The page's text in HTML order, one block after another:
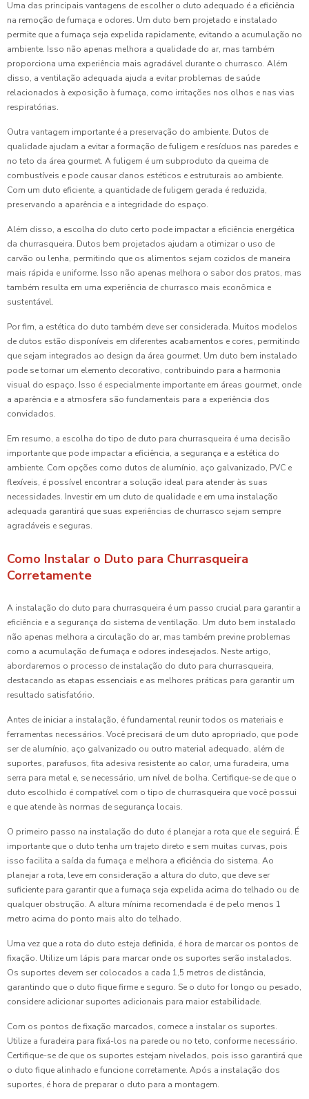
Uma das principais vantagens de escolher o duto adequado é a eficiência
na remoção de fumaça e odores. Um duto bem projetado e instalado
permite que a fumaça seja expelida rapidamente, evitando a acumulação no
ambiente. Isso não apenas melhora a qualidade do ar, mas também
proporciona uma experiência mais agradável durante o churrasco. Além
disso, a ventilação adequada ajuda a evitar problemas de saúde
relacionados à exposição à fumaça, como irritações nos olhos e nas vias
respiratórias.
Outra vantagem importante é a preservação do ambiente. Dutos de
qualidade ajudam a evitar a formação de fuligem e resíduos nas paredes e
no teto da área gourmet. A fuligem é um subproduto da queima de
combustíveis e pode causar danos estéticos e estruturais ao ambiente.
Com um duto eficiente, a quantidade de fuligem gerada é reduzida,
preservando a aparência e a integridade do espaço.
Além disso, a escolha do duto certo pode impactar a eficiência energética
da churrasqueira. Dutos bem projetados ajudam a otimizar o uso de
carvão ou lenha, permitindo que os alimentos sejam cozidos de maneira
mais rápida e uniforme. Isso não apenas melhora o sabor dos pratos, mas
também resulta em uma experiência de churrasco mais econômica e
sustentável.
Por fim, a estética do duto também deve ser considerada. Muitos modelos
de dutos estão disponíveis em diferentes acabamentos e cores, permitindo
que sejam integrados ao design da área gourmet. Um duto bem instalado
pode se tornar um elemento decorativo, contribuindo para a harmonia
visual do espaço. Isso é especialmente importante em áreas gourmet, onde
a aparência e a atmosfera são fundamentais para a experiência dos
convidados.
Em resumo, a escolha do tipo de duto para churrasqueira é uma decisão
importante que pode impactar a eficiência, a segurança e a estética do
ambiente. Com opções como dutos de alumínio, aço galvanizado, PVC e
flexíveis, é possível encontrar a solução ideal para atender às suas
necessidades. Investir em um duto de qualidade e em uma instalação
adequada garantirá que suas experiências de churrasco sejam sempre
agradáveis e seguras.
Como Instalar o Duto para Churrasqueira
Corretamente
A instalação do duto para churrasqueira é um passo crucial para garantir a
eficiência e a segurança do sistema de ventilação. Um duto bem instalado
não apenas melhora a circulação do ar, mas também previne problemas
como a acumulação de fumaça e odores indesejados. Neste artigo,
abordaremos o processo de instalação do duto para churrasqueira,
destacando as etapas essenciais e as melhores práticas para garantir um
resultado satisfatório.
Antes de iniciar a instalação, é fundamental reunir todos os materiais e
ferramentas necessários. Você precisará de um duto apropriado, que pode
ser de alumínio, aço galvanizado ou outro material adequado, além de
suportes, parafusos, fita adesiva resistente ao calor, uma furadeira, uma
serra para metal e, se necessário, um nível de bolha. Certifique-se de que o
duto escolhido é compatível com o tipo de churrasqueira que você possui
e que atende às normas de segurança locais.
O primeiro passo na instalação do duto é planejar a rota que ele seguirá. É
importante que o duto tenha um trajeto direto e sem muitas curvas, pois
isso facilita a saída da fumaça e melhora a eficiência do sistema. Ao
planejar a rota, leve em consideração a altura do duto, que deve ser
suficiente para garantir que a fumaça seja expelida acima do telhado ou de
qualquer obstrução. A altura mínima recomendada é de pelo menos 1
metro acima do ponto mais alto do telhado.
Uma vez que a rota do duto esteja definida, é hora de marcar os pontos de
fixação. Utilize um lápis para marcar onde os suportes serão instalados.
Os suportes devem ser colocados a cada 1,5 metros de distância,
garantindo que o duto fique firme e seguro. Se o duto for longo ou pesado,
considere adicionar suportes adicionais para maior estabilidade.
Com os pontos de fixação marcados, comece a instalar os suportes.
Utilize a furadeira para fixá-los na parede ou no teto, conforme necessário.
Certifique-se de que os suportes estejam nivelados, pois isso garantirá que
o duto fique alinhado e funcione corretamente. Após a instalação dos
suportes, é hora de preparar o duto para a montagem.